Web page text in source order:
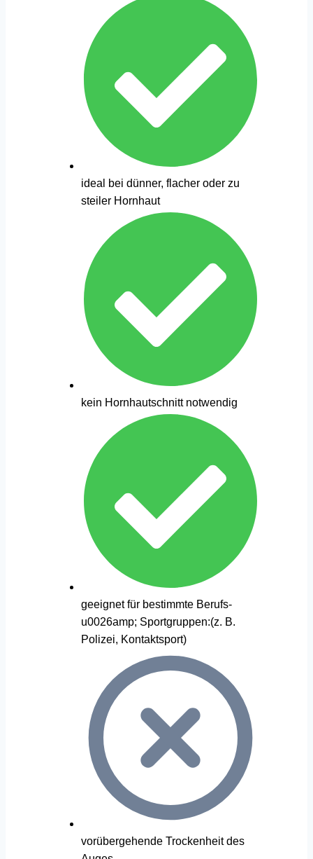
ideal bei dünner, flacher oder zu
steiler Hornhaut
kein Hornhautschnitt notwendig
geeignet für bestimmte Berufs-
u0026amp; Sportgruppen:(z. B.
Polizei, Kontaktsport)
vorübergehende Trockenheit des